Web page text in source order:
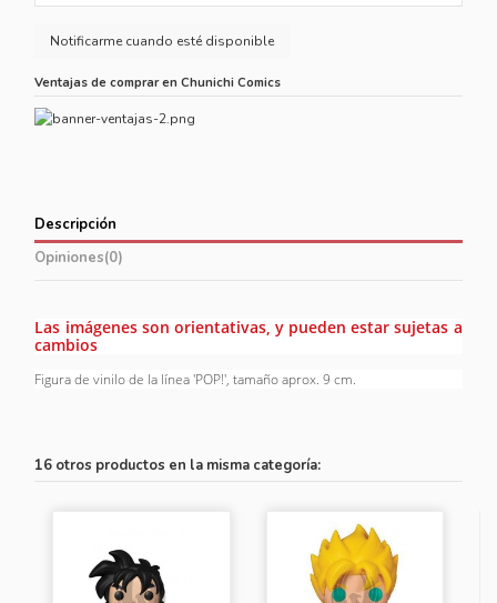
Ventajas de comprar en Chunichi Comics
Descripción
Opiniones(0)
Las imágenes son orientativas, y pueden estar sujetas a
cambios
Figura de vinilo de la línea 'POP!', tamaño aprox. 9 cm.
16 otros productos en la misma categoría: